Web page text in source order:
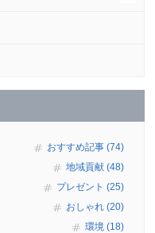
おすすめ記事 (74)
地域貢献 (48)
プレゼント (25)
おしゃれ (20)
環境 (18)